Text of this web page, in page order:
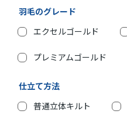
羽毛のグレード
エクセルゴールド
プレミアムゴールド
仕立て方法
普通立体キルト